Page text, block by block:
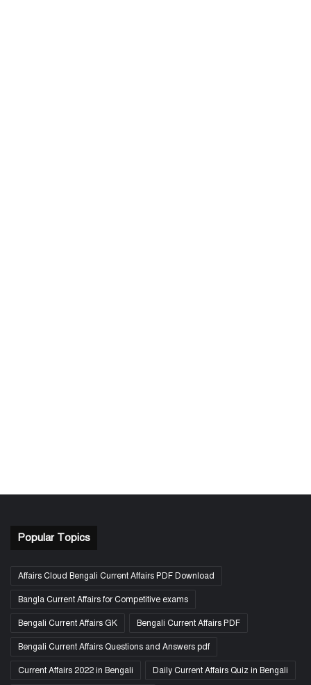
Popular Topics
Affairs Cloud Bengali Current Affairs PDF Download
Bangla Current Affairs for Competitive exams
Bengali Current Affairs GK Bengali Current Affairs PDF
Bengali Current Affairs Questions and Answers pdf
Current Affairs 2022 in Bengali Daily Current Affairs Quiz in Bengali